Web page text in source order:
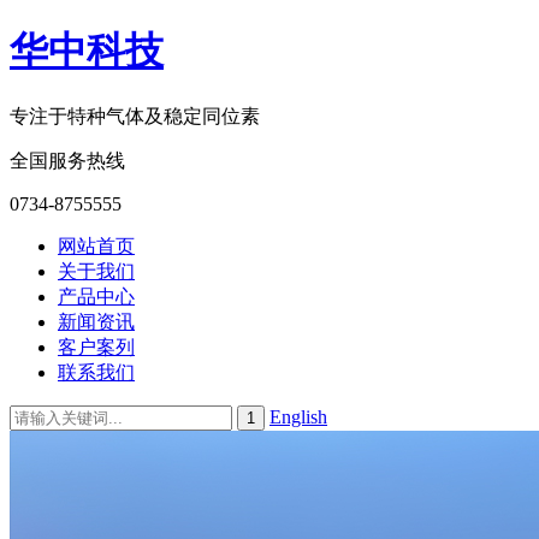
华中科技
专注于特种气体及稳定同位素
全国服务热线
0734-8755555
网站首页
关于我们
产品中心
新闻资讯
客户案列
联系我们
English